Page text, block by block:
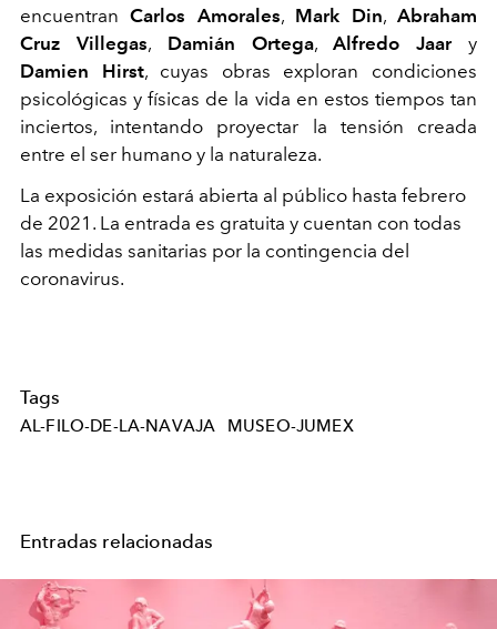
encuentranCarlos Amorales, Mark Din,Abraham
Cruz Villegas, Damián Ortega,Alfredo Jaary
Damien Hirst, cuyas obras exploran condiciones
psicológicas y físicas de la vida en estos tiempos tan
inciertos, intentando proyectar la tensión creada
entre el ser humano y la naturaleza.
La exposición estará abierta al público hasta febrero
de 2021. La entrada es gratuita y cuentan con todas
las medidas sanitarias por la contingencia del
coronavirus.
Tags
AL-FILO-DE-LA-NAVAJA MUSEO-JUMEX
Entradas relacionadas